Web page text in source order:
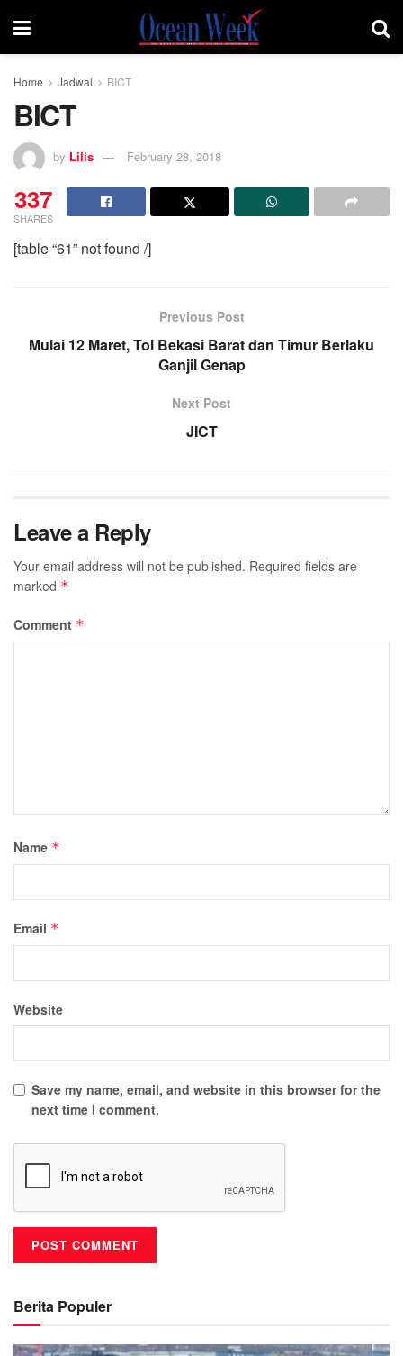
Home Jadwal BICT
BICT
by Lilis February 28, 2018
337
SHARES
[table “61” not found /]
Previous Post
Mulai 12 Maret, Tol Bekasi Barat dan Timur Berlaku
Ganjil Genap
Next Post
JICT
Leave a Reply
Your email address will not be published. Required fields are
marked *
Comment *
Name *
Email *
Website
Save my name, email, and website in this browser for the
next time I comment.
Berita Populer